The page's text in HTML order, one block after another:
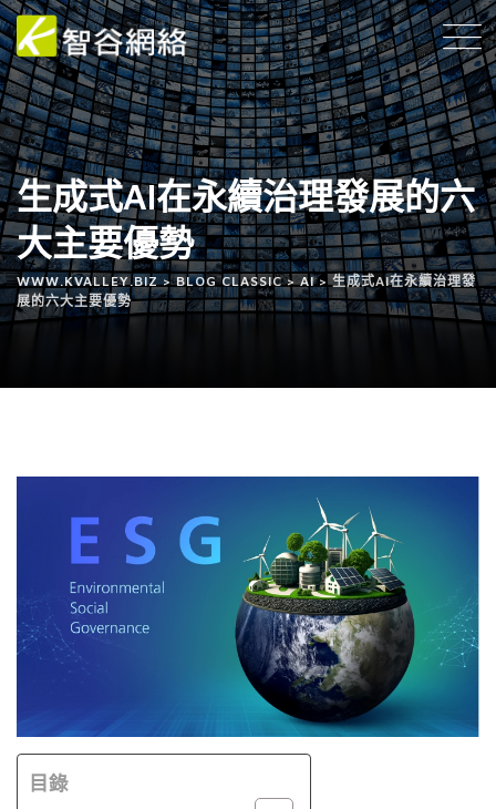
生成式AI在永續治理發展的六
大主要優勢
WWW.KVALLEY.BIZ >BLOG CLASSIC> AI> 生成式AI在永續治理發
展的六大主要優勢
目錄